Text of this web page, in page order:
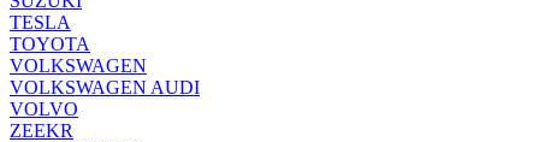
TESLA
TOYOTA
VOLKSWAGEN
VOLKSWAGEN AUDI
VOLVO
ZEEKR